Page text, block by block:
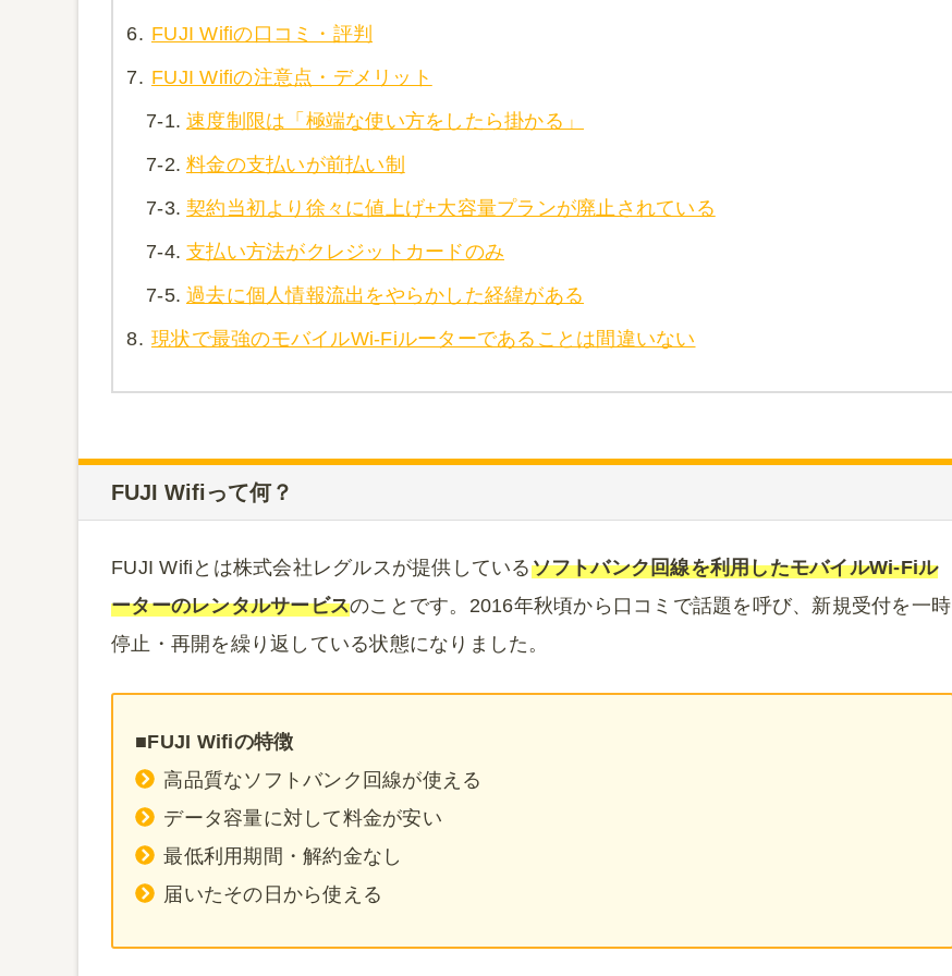
6. FUJI Wifiの口コミ・評判
7. FUJI Wifiの注意点・デメリット
7-1. 速度制限は「極端な使い方をしたら掛かる」
7-2. 料金の支払いが前払い制
7-3. 契約当初より徐々に値上げ+大容量プランが廃止されている
7-4. 支払い方法がクレジットカードのみ
7-5. 過去に個人情報流出をやらかした経緯がある
8. 現状で最強のモバイルWi-Fiルーターであることは間違いない
FUJI Wifiって何？
FUJI Wifiとは株式会社レグルスが提供しているソフトバンク回線を利用したモバイルWi-Fiル
ーターのレンタルサービスのことです。2016年秋頃から口コミで話題を呼び、新規受付を一時
停止・再開を繰り返している状態になりました。
■FUJI Wifiの特徴
高品質なソフトバンク回線が使える
データ容量に対して料金が安い
最低利用期間・解約金なし
届いたその日から使える